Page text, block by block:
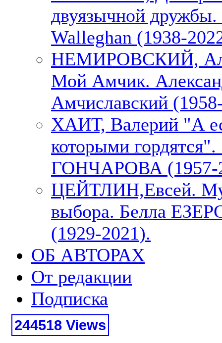
двуязычной
Walleghan (1938-
НЕМИРОВСКИЙ,
Мой Амчик.
Амчиславский
ХАИТ, Валерий "А
которыми
ГОНЧАРОВА (1957-
ЦЕЙТЛИН,Евсей.
выбора. Белла
(1929-2021).
ОБ АВТОРАХ
От редакции
Подписка
244518 Views